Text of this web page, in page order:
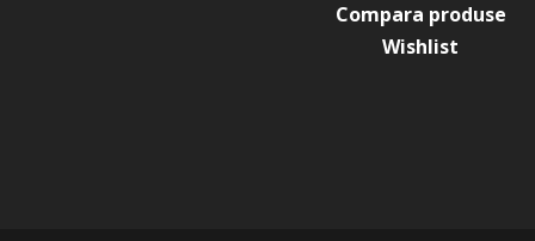
Compara produse
Wishlist